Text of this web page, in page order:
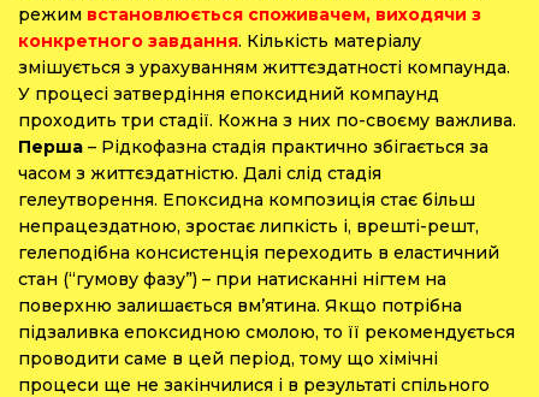
режим встановлюється споживачем, виходячи з
конкретного завдання. Кількість матеріалу
змішується з урахуванням життєздатності компаунда.
У процесі затвердіння епоксидний компаунд
проходить три стадії. Кожна з них по-своєму важлива.
Перша – Рідкофазна стадія практично збігається за
часом з життєздатністю. Далі слід стадія
гелеутворення. Епоксидна композиція стає більш
непрацездатною, зростає липкість і, врешті-решт,
гелеподібна консистенція переходить в еластичний
стан (“гумову фазу”) – при натисканні нігтем на
поверхню залишається вм’ятина. Якщо потрібна
підзаливка епоксидною смолою, то її рекомендується
проводити саме в цей період, тому що хімічні
процеси ще не закінчилися і в результаті спільного